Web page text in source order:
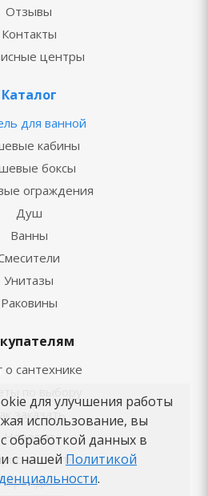
Отзывы
Контакты
центры
Каталог
для ванной
кабины
боксы
ограждения
Душ
Ванны
Унитазы
Раковины
о сантехнике
заказать
Новости
ответы
Бренды
для улучшения работы
использование, вы
обработкой данных в
с нашей Политикой
.